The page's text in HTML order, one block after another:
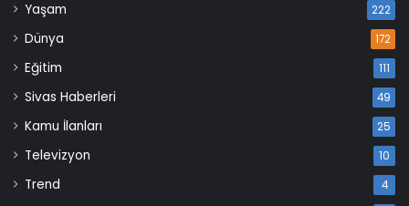
Yaşam 222
Dünya 172
Eğitim 111
Sivas Haberleri 49
Kamu İlanları 25
Televizyon 10
Trend 4